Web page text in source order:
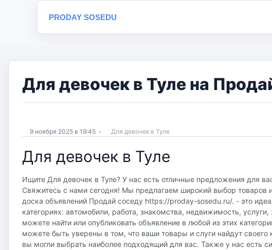
PRODAY SOSEDU
Для девочек в Туле на
9 ноября 2025 в 19:45 - Для девочек в Туле
Для девочек в Туле
Ищите Для девочек в Туле? У нас есть отличные предложения для
Свяжитесь с нами сегодня! Мы предлагаем широкий выбор товаров
доска объявлений Продай соседу https://proday-sosedu.ru/. - это
категориях: автомобили, работа, знакомства, недвижимость,
можете найти или опубликовать объявление в любой из этих
можете быть уверены в том, что ваши товары и слуги найдут
вы могли выбрать наиболее подходящий для вас. Также у нас есть